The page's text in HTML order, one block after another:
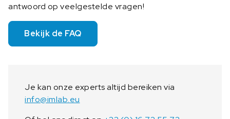
antwoord op veelgestelde vragen!
Bekijk de FAQ
Je kan onze experts altijd bereiken via
info@imlab.eu